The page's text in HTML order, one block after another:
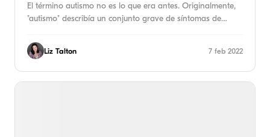
El término autismo no es lo que era antes. Originalmente,
"autismo" describía un conjunto grave de síntomas de…
Liz Talton 7 feb 2022